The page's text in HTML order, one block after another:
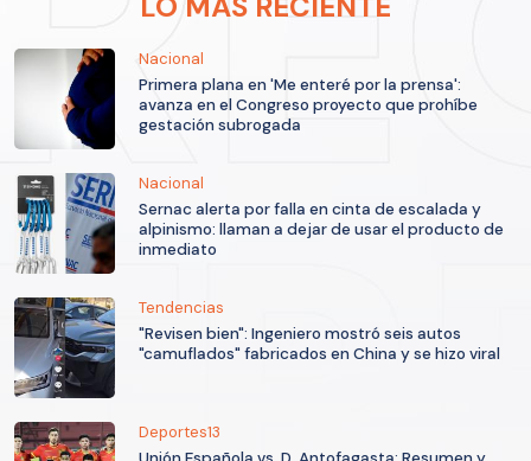
Nacional
Primera plana en 'Me enteré por la prensa':
avanza en el Congreso proyecto que prohíbe
gestación subrogada
Nacional
Sernac alerta por falla en cinta de escalada y
alpinismo: llaman a dejar de usar el producto de
inmediato
Tendencias
"Revisen bien": Ingeniero mostró seis autos
"camuflados" fabricados en China y se hizo viral
Deportes13